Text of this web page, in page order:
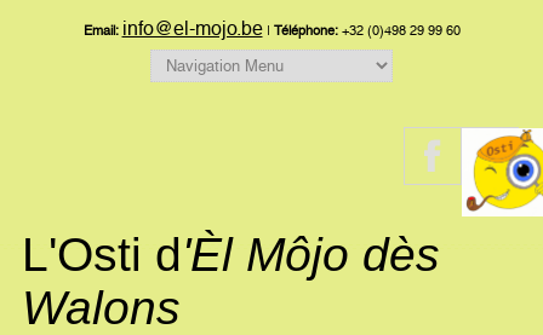
Email: info@el-mojo.be| Téléphone:+32 (0)498 29 99 60
L'Osti d'Èl Môjo dès
Walons